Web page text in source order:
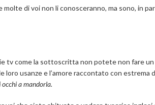
molte di voi non li conosceranno, ma sono, in
tv come la sottoscritta non potete non fare un
loro usanze e l’amore raccontato con estrema
occhi a mandorla.